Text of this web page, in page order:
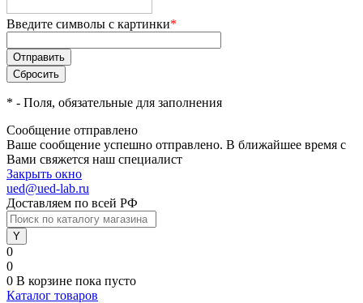
Введите символы с картинки*
* - Поля, обязательные для заполнения
Сообщение отправлено
Ваше сообщение успешно отправлено. В ближайшее время с
Вами свяжется наш специалист
Закрыть окно
ued@ued-lab.ru
Доставляем по всей РФ
0
0
0 В корзине пока пусто
Каталог товаров